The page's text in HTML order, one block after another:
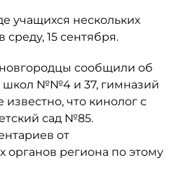
учащихся нескольких
15 сентября.
сообщили об
школ №№4 и 37, гимназий
что кинолог с
сад №85.
от
органов региона по этому